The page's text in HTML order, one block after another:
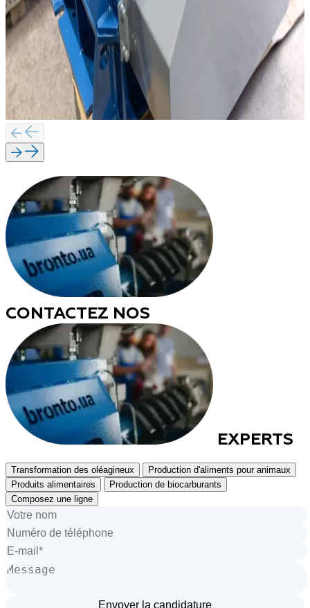
CONTACTEZ NOS
EXPERTS
Transformation des oléagineux
Production d'aliments pour animaux
Produits alimentaires
Production de biocarburants
Composez une ligne